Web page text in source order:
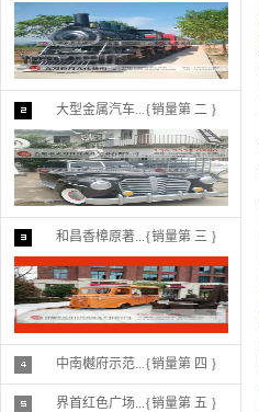
大型金属汽车...{销量第 二 }
和昌香樟原著...{销量第 三 }
中南樾府示范...{销量第 四 }
界首红色广场...{销量第 五 }